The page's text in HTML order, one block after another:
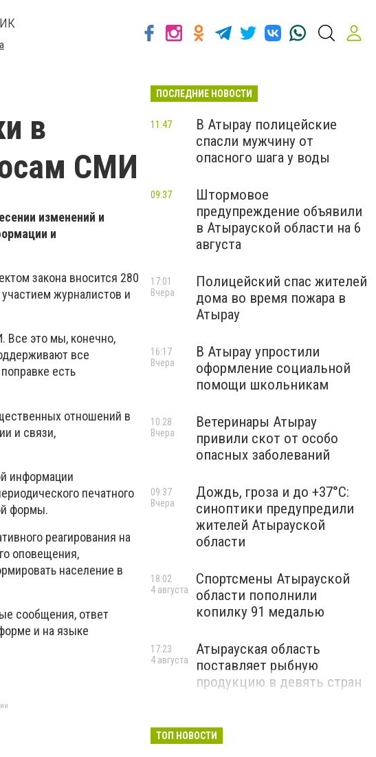
в
СМИ
изменений и
и
закона вносится 280
журналистов и
Все это мы, конечно,
все
есть
отношений в
и связи,
информации
печатного
формы.
реагирования на
оповещения,
население в
сообщения, ответ
и на языке
ПОСЛЕДНИЕ НОВОСТИ
В Атырау полицейские
спасли мужчину от
опасного шага у воды
11:47
Штормовое
предупреждение объявили
в Атырауской области на 6
августа
09:37
Полицейский спас жителей
дома во время пожара в
Атырау
17:01
Вчера
В Атырау упростили
оформление социальной
помощи школьникам
16:17
Вчера
Ветеринары Атырау
привили скот от особо
опасных заболеваний
10:28
Вчера
Дождь, гроза и до +37°C:
синоптики предупредили
жителей Атырауской
области
09:37
Вчера
Спортсмены Атырауской
области пополнили
копилку 91 медалью
18:02
4 августа
Атырауская область
поставляет рыбную
продукцию в девять стран
17:23
4 августа
ТОП НОВОСТИ